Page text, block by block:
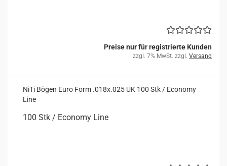
Preise nur für registrierte Kunden
zzgl. 7% MwSt. zzgl. Versand
NiTi Bögen Euro Form .018x.025 UK 100 Stk / Eco­no­my
Line
100 Stk / Eco­no­my Line